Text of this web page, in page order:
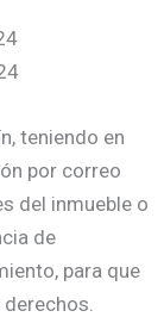
teniendo en
por correo
del inmueble o
de
para que